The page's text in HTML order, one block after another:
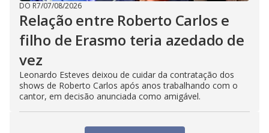
DO R7/07/08/2026
Relação entre Roberto Carlos e
filho de Erasmo teria azedado de
vez
Leonardo Esteves deixou de cuidar da contratação dos
shows de Roberto Carlos após anos trabalhando com o
cantor, em decisão anunciada como amigável.